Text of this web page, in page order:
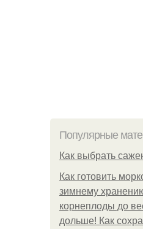
Популярные
Как выбрать
Как готовить
зимнему
корнеплоды до
дольше! Как